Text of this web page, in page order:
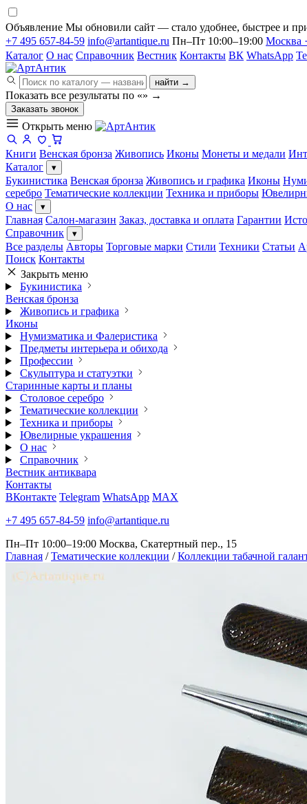
Объявление Мы обновили сайт — стало удобнее, быстрее и
+7 495 657-84-59 info@artantique.ru Пн–Пт 10:00–19:00 Москва
Каталог О нас Справочник Вестник Контакты ВК WhatsApp
найти →
Показать все результаты по «» →
Заказать звонок
Открыть меню
Книги Венская бронза Живопись Иконы Монеты и медали
Каталог
▾
Букинистика Венская бронза Живопись и графика Иконы
серебро Тематические коллекции Техника и приборы
О нас
▾
Главная Салон-магазин Заказ, доставка и оплата Гарантии
Справочник
▾
Все разделы Авторы Торговые марки Стили Техники Статьи
Поиск Контакты
Закрыть меню
Букинистика
Венская бронза
Живопись и графика
Иконы
Нумизматика и Фалеристика
Предметы интерьера и обихода
Профессии
Скульптура и статуэтки
Старинные карты и планы
Столовое серебро
Тематические коллекции
Техника и приборы
Ювелирные украшения
О нас
Справочник
Вестник антиквара
Контакты
ВКонтакте Telegram WhatsApp MAX
+7 495 657-84-59 info@artantique.ru
Пн–Пт 10:00–19:00 Москва, Скатертный пер., 15
Главная / Тематические коллекции / Коллекции табачной